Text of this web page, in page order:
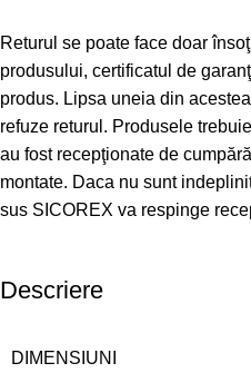
Returul se poate face doar
produsului, certificatul de
produs. Lipsa uneia din
refuze returul. Produsele
au fost recepţionate de
montate. Daca nu sunt
sus SICOREX va respinge
Descriere
DIMENSIUNI